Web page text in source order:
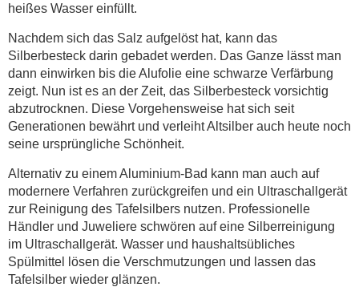
heißes Wasser einfüllt.
Nachdem sich das Salz aufgelöst hat, kann das
Silberbesteck darin gebadet werden. Das Ganze lässt man
dann einwirken bis die Alufolie eine schwarze Verfärbung
zeigt. Nun ist es an der Zeit, das Silberbesteck vorsichtig
abzutrocknen. Diese Vorgehensweise hat sich seit
Generationen bewährt und verleiht Altsilber auch heute noch
seine ursprüngliche Schönheit.
Alternativ zu einem Aluminium-Bad kann man auch auf
modernere Verfahren zurückgreifen und ein Ultraschallgerät
zur Reinigung des Tafelsilbers nutzen. Professionelle
Händler und Juweliere schwören auf eine Silberreinigung
im Ultraschallgerät. Wasser und haushaltsübliches
Spülmittel lösen die Verschmutzungen und lassen das
Tafelsilber wieder glänzen.